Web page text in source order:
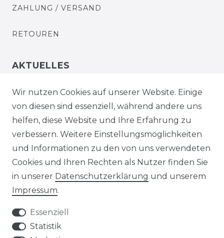
ZAHLUNG / VERSAND
RETOUREN
AKTUELLES
STELLENANGEBOTE
NEWSLETTER
Impressum
Wir nutzen Cookies auf unserer Website. Einige
von diesen sind essenziell, während andere uns
helfen, diese Website und Ihre Erfahrung zu
verbessern. Weitere Einstellungsmöglichkeiten
und Informationen zu den von uns verwendeten
Cookies und Ihren Rechten als Nutzer finden Sie
in unserer Daten­schutz­erklärung und unserem
Impressum.
Essenziell
Statistik